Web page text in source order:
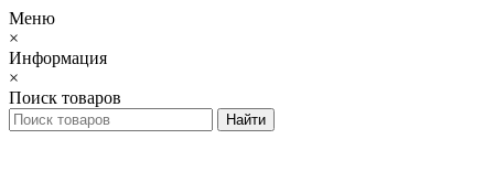
Меню
×
Информация
×
Поиск товаров